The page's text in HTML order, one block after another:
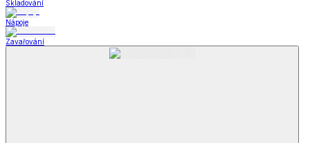
Skladování
Nápoje
Zavařování